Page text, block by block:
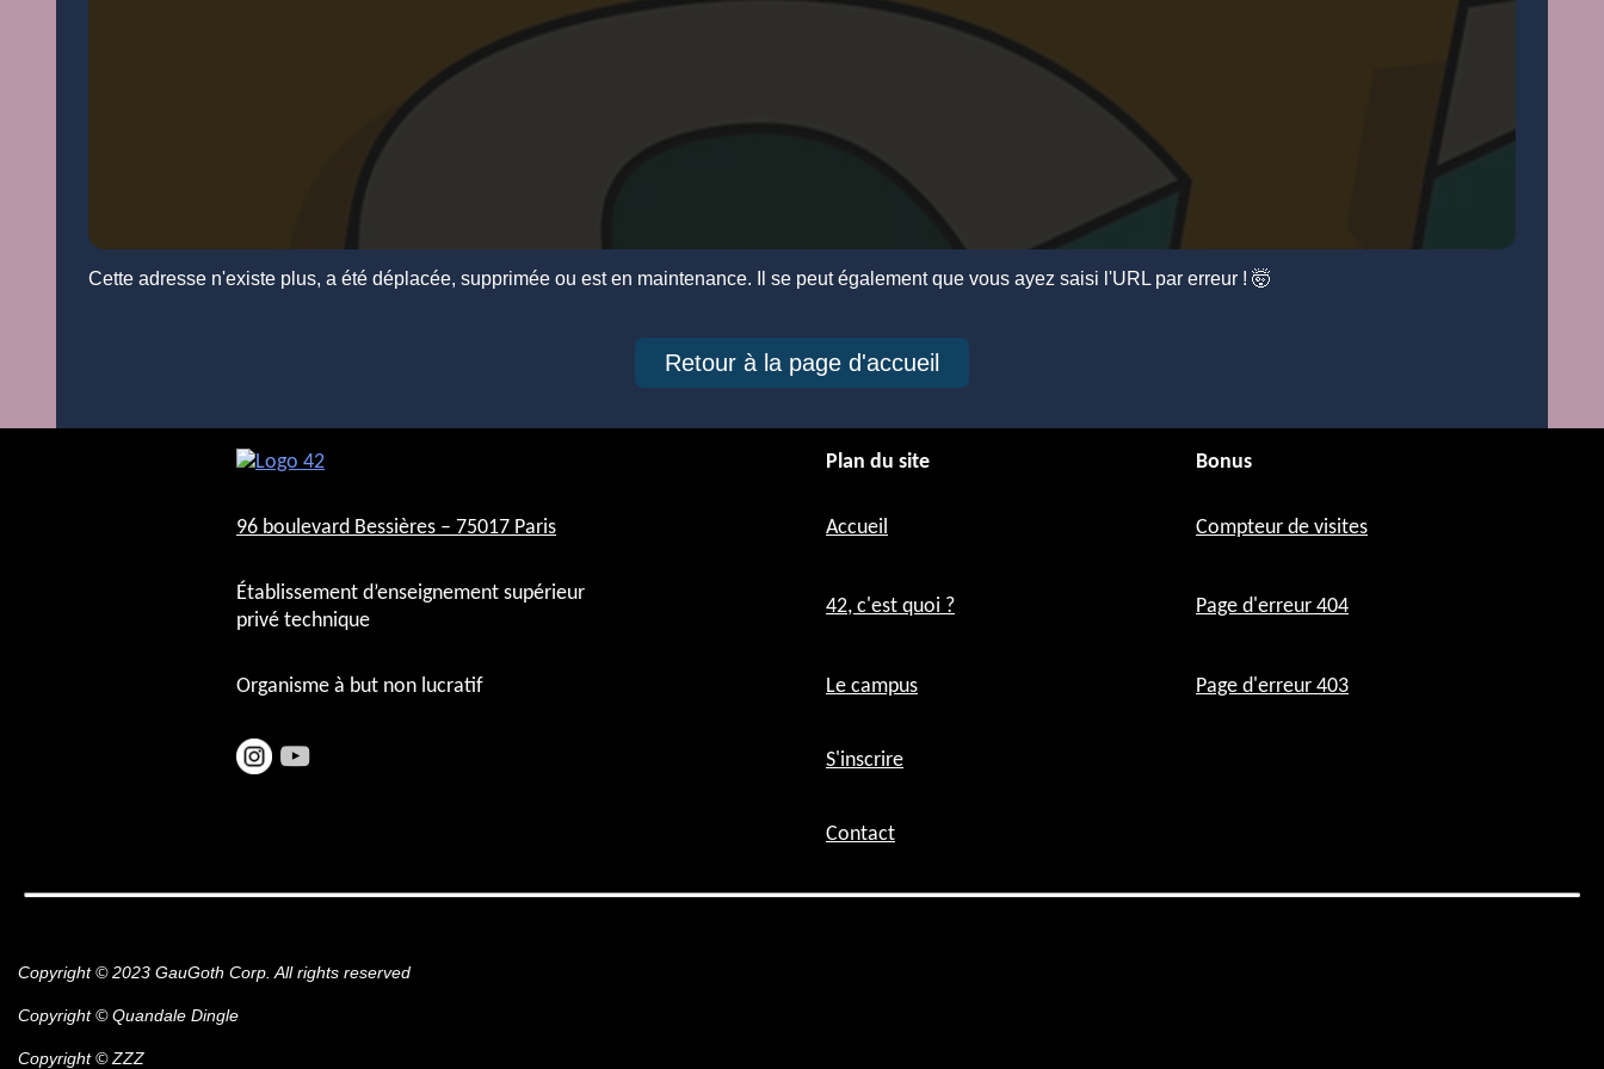
Cette adresse n'existe plus, a été déplacée, supprimée ou est en maintenance. Il se peut également que vous ayez saisi l'URL par erreur ! 🤯
Retour à la page d'accueil
Plan du site Bonus
96 boulevard Bessières – 75017 Paris Accueil Compteur de visites
Établissement d’enseignement supérieur
privé technique
42, c'est quoi ? Page d'erreur 404
Organisme à but non lucratif Le campus Page d'erreur 403
S'inscrire
Contact
Copyright © 2023 GauGoth Corp. All rights reserved
Copyright © Quandale Dingle
Copyright © ZZZ